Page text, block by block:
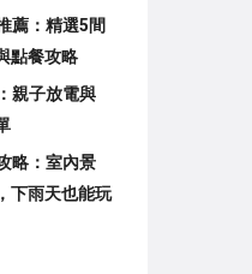
薦：精選5間
點餐攻略
親子放電與
略：室內景
下雨天也能玩